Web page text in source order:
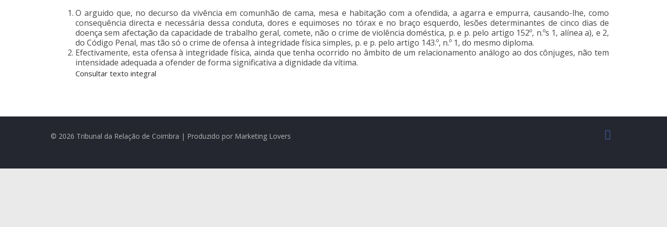
O arguido que, no decurso da vivência em comunhão de cama, mesa e habitação com a ofendida, a agarra e empurra, causando-lhe, como
consequência directa e necessária dessa conduta, dores e equimoses no tórax e no braço esquerdo, lesões determinantes de cinco dias de
doença sem afectação da capacidade de trabalho geral, comete, não o crime de violência doméstica, p. e p. pelo artigo 152º, n.ºs 1, alínea a), e 2,
do Código Penal, mas tão só o crime de ofensa à integridade física simples, p. e p. pelo artigo 143.º, n.º 1, do mesmo diploma.
Efectivamente, esta ofensa à integridade física, ainda que tenha ocorrido no âmbito de um relacionamento análogo ao dos cônjuges, não tem
intensidade adequada a ofender de forma significativa a dignidade da vítima.
Consultar texto integral
© 2026 Tribunal da Relação de Coimbra | Produzido por Marketing Lovers